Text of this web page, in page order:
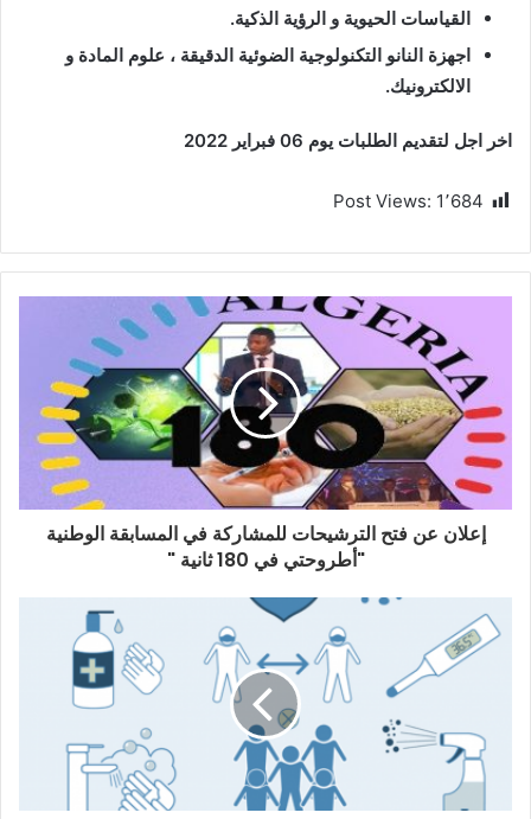
القياسات الحيوية و الرؤية الذكية.
اجهزة النانو التكنولوجية الضوئية الدقيقة ، علوم المادة و
الالكترونيك.
اخر اجل لتقديم الطلبات يوم 06 فبراير 2022
Post Views: 1٬684
إعلان عن فتح الترشيحات للمشاركة في المسابقة الوطنية
"أطروحتي في 180 ثانية "